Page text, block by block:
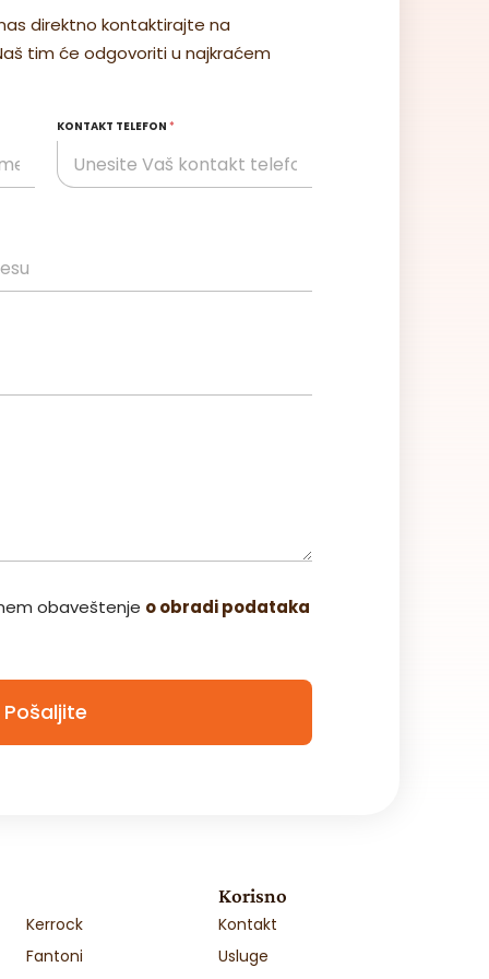
Cena na upit
direktno kontaktirajte na
tim će odgovoriti u najkraćem
KONTAKT TELEFON *
obaveštenje o obradi podataka
Pošaljite
Kerrock
Fantoni
Korisno
Kontakt
Usluge